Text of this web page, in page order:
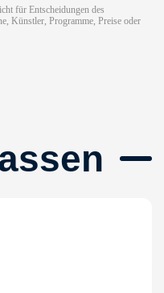
für Entscheidungen des
Künstler, Programme, Preise oder